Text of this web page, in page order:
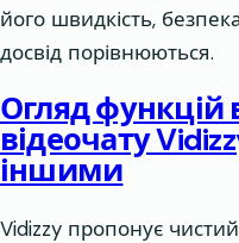
його швидкість,
досвід порівнюються.
Огляд функцій
відеочату
іншими
Vidizzy пропонує